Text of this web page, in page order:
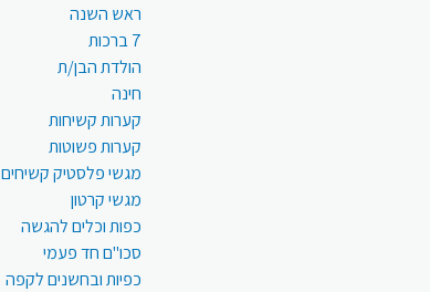
ראש השנה
7 ברכות
הולדת הבן/ת
חינה
קערות קשיחות
קערות פשוטות
מגשי פלסטיק קשיחים
מגשי קרטון
כפות וכלים להגשה
סכו"ם חד פעמי
כפיות ובחשנים לקפה